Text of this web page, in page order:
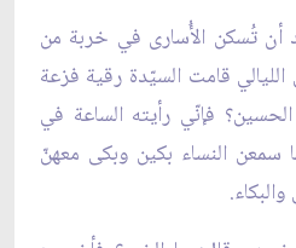
أن تُسكن الأُسارى في خربة من
قامت السيّدة رقية فزعة
فإنّي رأيته الساعة في
سمعن النساء بكين وبكى معهنّ